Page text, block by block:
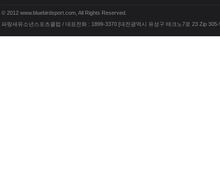
© 2012 www.bluebirdsport.com, All Rights Reserved.
파랑새유소년스포츠클럽 / 대표전화 : 1899-3370 [대전광역시 유성구 테크노7로 23 Zip 305-